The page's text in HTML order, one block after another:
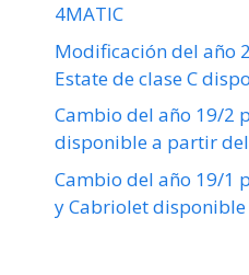
4MATIC
Modificación del año
Estate de clase C
Cambio del año 19/2
disponible a partir
Cambio del año 19/1
y Cabriolet